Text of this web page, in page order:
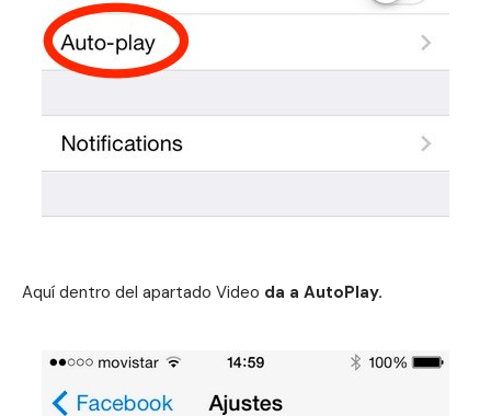
Aquí dentro del apartado Video da a AutoPlay.